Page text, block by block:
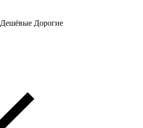
Дешёвые Дорогие